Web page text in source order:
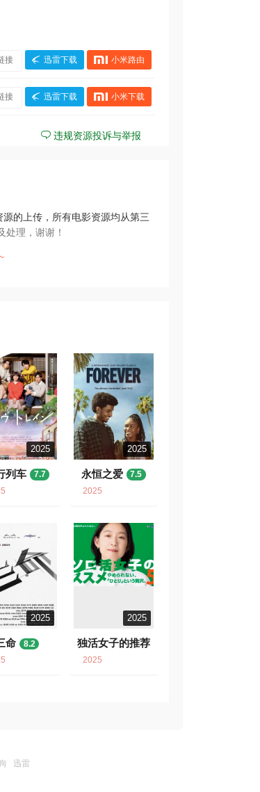
接 迅雷下载 小米路由
接 迅雷下载 小米下载
违规资源投诉与举报
的上传，所有电影资源均从第三
理，谢谢！
2025
列车
7.7
2025
永恒之爱
7.5
2025
2025
命
8.2
2025
独活女子的推荐
5
2025
迅雷